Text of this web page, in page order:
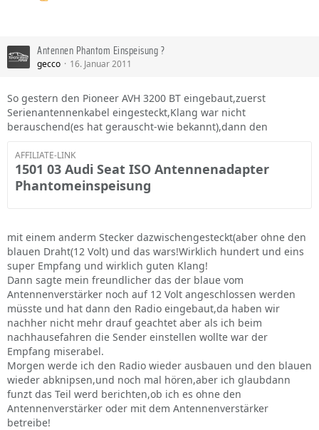
Antennen Phantom Einspeisung ?
gecco 16. Januar 2011
So gestern den Pioneer AVH 3200 BT eingebaut,zuerst
Serienantennenkabel eingesteckt,Klang war nicht
berauschend(es hat gerauscht-wie bekannt),dann den
AFFILIATE-LINK
1501 03 Audi Seat ISO Antennenadapter
Phantomeinspeisung
mit einem anderm Stecker dazwischengesteckt(aber ohne den
blauen Draht(12 Volt) und das wars!Wirklich hundert und eins
super Empfang und wirklich guten Klang!
Dann sagte mein freundlicher das der blaue vom
Antennenverstärker noch auf 12 Volt angeschlossen werden
müsste und hat dann den Radio eingebaut,da haben wir
nachher nicht mehr drauf geachtet aber als ich beim
nachhausefahren die Sender einstellen wollte war der
Empfang miserabel.
Morgen werde ich den Radio wieder ausbauen und den blauen
wieder abknipsen,und noch mal hören,aber ich glaubdann
funzt das Teil werd berichten,ob ich es ohne den
Antennenverstärker oder mit dem Antennenverstärker
betreibe!